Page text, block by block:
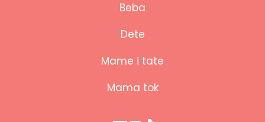
Beba
Dete
Mame i tate
Mama tok